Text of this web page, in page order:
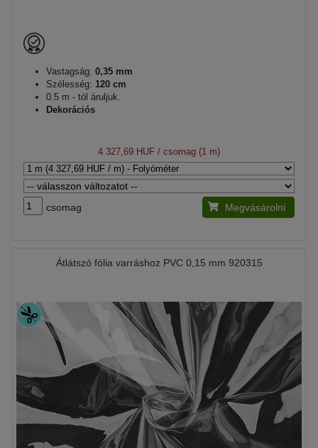
Vastagság: 0,35 mm
Szélesség: 120 cm
0.5 m - tól áruljuk.
Dekorációs
4 327,69 HUF / csomag (1 m)
csomag Megvásárolni
Átlátszó fólia varráshoz PVC 0,15 mm 920315